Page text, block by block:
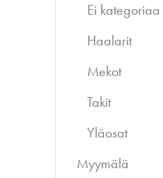
Ei kategoriaa
Haalarit
Mekot
Takit
Yläosat
Myymälä